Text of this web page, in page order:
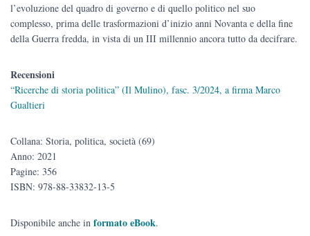
l’evoluzione del quadro di governo e di quello politico nel suo
complesso, prima delle trasformazioni d’inizio anni Novanta e della fine
della Guerra fredda, in vista di un III millennio ancora tutto da decifrare.
Recensioni
“Ricerche di storia politica” (Il Mulino), fasc. 3/2024, a firma Marco
Gualtieri
Collana: Storia, politica, società (69)
Anno: 2021
Pagine: 356
ISBN: 978-88-33832-13-5
Disponibile anche in formato eBook.